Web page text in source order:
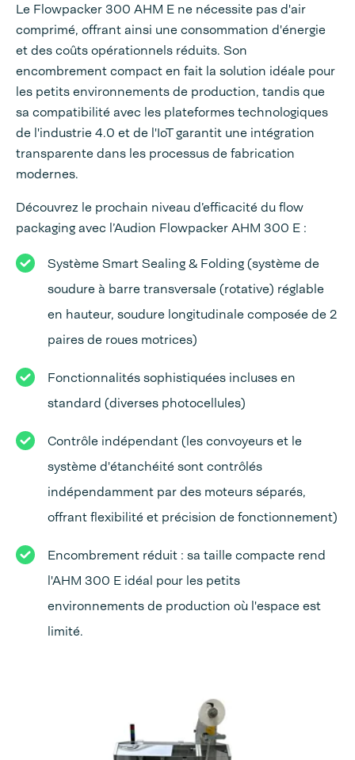
Le Flowpacker 300 AHM E ne nécessite pas d'air
comprimé, offrant ainsi une consommation d'énergie
et des coûts opérationnels réduits. Son
encombrement compact en fait la solution idéale pour
les petits environnements de production, tandis que
sa compatibilité avec les plateformes technologiques
de l'industrie 4.0 et de l'IoT garantit une intégration
transparente dans les processus de fabrication
modernes.
Découvrez le prochain niveau d’efficacité du flow
packaging avec l’Audion Flowpacker AHM 300 E :
Système Smart Sealing & Folding (système de
soudure à barre transversale (rotative) réglable
en hauteur, soudure longitudinale composée de 2
paires de roues motrices)
Fonctionnalités sophistiquées incluses en
standard (diverses photocellules)
Contrôle indépendant (les convoyeurs et le
système d'étanchéité sont contrôlés
indépendamment par des moteurs séparés,
offrant flexibilité et précision de fonctionnement)
Encombrement réduit : sa taille compacte rend
l'AHM 300 E idéal pour les petits
environnements de production où l'espace est
limité.